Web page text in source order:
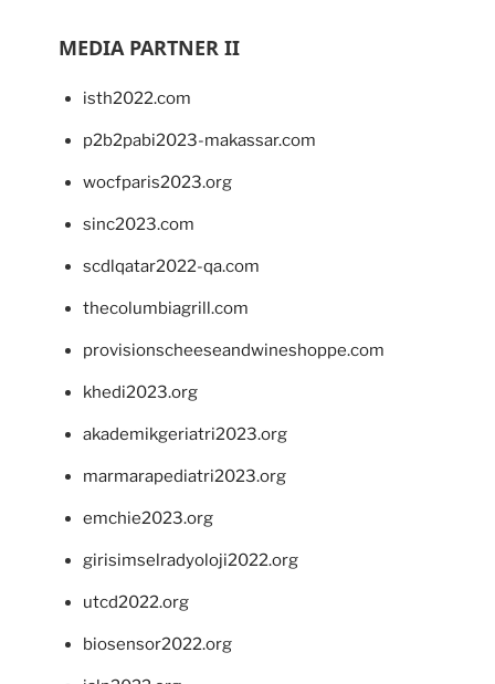
MEDIA PARTNER II
isth2022.com
p2b2pabi2023-makassar.com
wocfparis2023.org
sinc2023.com
scdlqatar2022-qa.com
thecolumbiagrill.com
provisionscheeseandwineshoppe.com
khedi2023.org
akademikgeriatri2023.org
marmarapediatri2023.org
emchie2023.org
girisimselradyoloji2022.org
utcd2022.org
biosensor2022.org